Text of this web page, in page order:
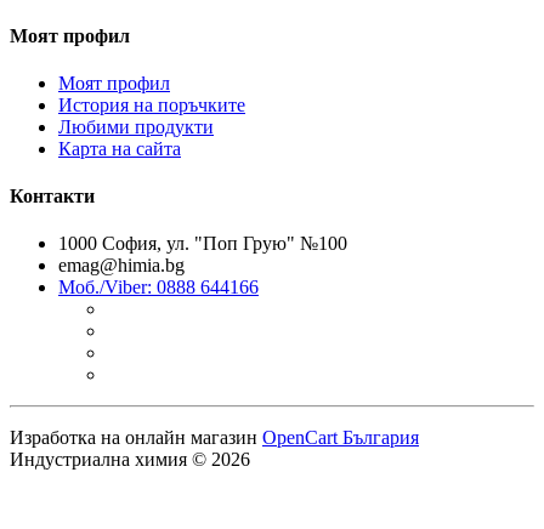
Моят профил
Моят профил
История на поръчките
Любими продукти
Карта на сайта
Контакти
1000 София, ул. "Поп Грую" №100
emag@himia.bg
Моб./Viber: 0888 644166
Изработка на онлайн магазин OpenCart България
Индустриална химия © 2026